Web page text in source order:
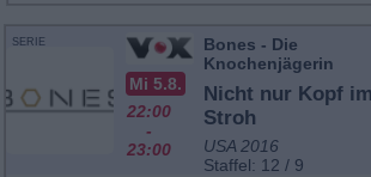
SERIE
Mi 5.8.
22:00
-
23:00
Bones - Die
Knochenjägerin
Nicht nur Kopf im
Stroh
USA 2016
Staffel: 12 / 9